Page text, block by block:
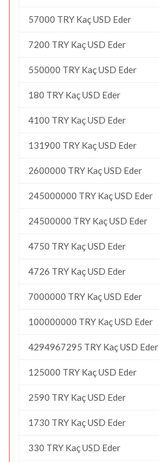
57000 TRY Kaç USD Eder
7200 TRY Kaç USD Eder
550000 TRY Kaç USD Eder
180 TRY Kaç USD Eder
4100 TRY Kaç USD Eder
131900 TRY Kaç USD Eder
2600000 TRY Kaç USD Eder
245000000 TRY Kaç USD Eder
24500000 TRY Kaç USD Eder
4750 TRY Kaç USD Eder
4726 TRY Kaç USD Eder
7000000 TRY Kaç USD Eder
100000000 TRY Kaç USD Eder
4294967295 TRY Kaç USD Eder
125000 TRY Kaç USD Eder
2590 TRY Kaç USD Eder
1730 TRY Kaç USD Eder
330 TRY Kaç USD Eder